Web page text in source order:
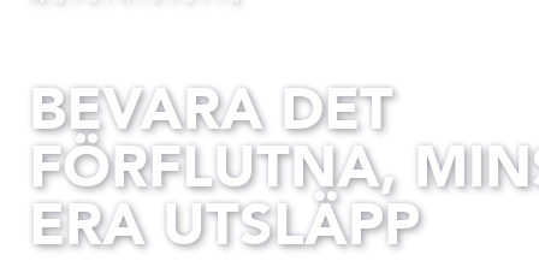
BEVARA DET
FÖRFLUTNA,
ERA UTSLÄPP